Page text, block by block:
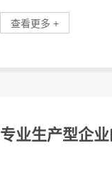
查看更多 +
专业生产型企